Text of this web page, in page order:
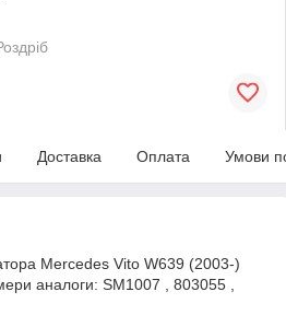
Доставка Оплата Умови
Mercedes Vito W639 (2003-)
аналоги: SM1007 , 803055 ,